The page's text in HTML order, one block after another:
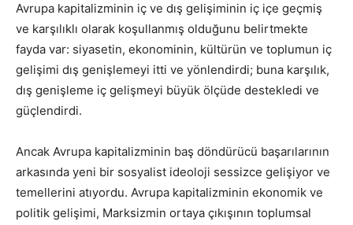
Avrupa kapitalizminin iç ve dış gelişiminin iç içe geçmiş
ve karşılıklı olarak koşullanmış olduğunu belirtmekte
fayda var: siyasetin, ekonominin, kültürün ve toplumun iç
gelişimi dış genişlemeyi itti ve yönlendirdi; buna karşılık,
dış genişleme iç gelişmeyi büyük ölçüde destekledi ve
güçlendirdi.
Ancak Avrupa kapitalizminin baş döndürücü başarılarının
arkasında yeni bir sosyalist ideoloji sessizce gelişiyor ve
temellerini atıyordu. Avrupa kapitalizminin ekonomik ve
politik gelişimi, Marksizmin ortaya çıkışının toplumsal